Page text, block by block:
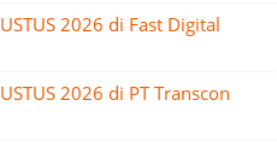
2026 di Fast Digital
2026 di PT Transcon